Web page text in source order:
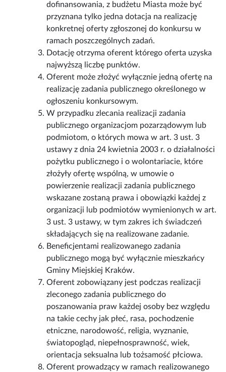
dofinansowania, z budżetu Miasta może być
przyznana tylko jedna dotacja na realizację
konkretnej oferty zgłoszonej do konkursu w
ramach poszczególnych zadań.
Dotację otrzyma oferent którego oferta uzyska
najwyższą liczbę punktów.
Oferent może złożyć wyłącznie jedną ofertę na
realizację zadania publicznego określonego w
ogłoszeniu konkursowym.
W przypadku zlecania realizacji zadania
publicznego organizacjom pozarządowym lub
podmiotom, o których mowa w art. 3 ust. 3
ustawy z dnia 24 kwietnia 2003 r. o działalności
pożytku publicznego i o wolontariacie, które
złożyły ofertę wspólną, w umowie o
powierzenie realizacji zadania publicznego
wskazane zostaną prawa i obowiązki każdej z
organizacji lub podmiotów wymienionych w art.
3 ust. 3 ustawy, w tym zakres ich świadczeń
składających się na realizowane zadanie.
Beneficjentami realizowanego zadania
publicznego mogą być wyłącznie mieszkańcy
Gminy Miejskiej Kraków.
Oferent zobowiązany jest podczas realizacji
zleconego zadania publicznego do
poszanowania praw każdej osoby bez względu
na takie cechy jak płeć, rasa, pochodzenie
etniczne, narodowość, religia, wyznanie,
światopogląd, niepełnosprawność, wiek,
orientacja seksualna lub tożsamość płciowa.
Oferent prowadzący w ramach realizowanego